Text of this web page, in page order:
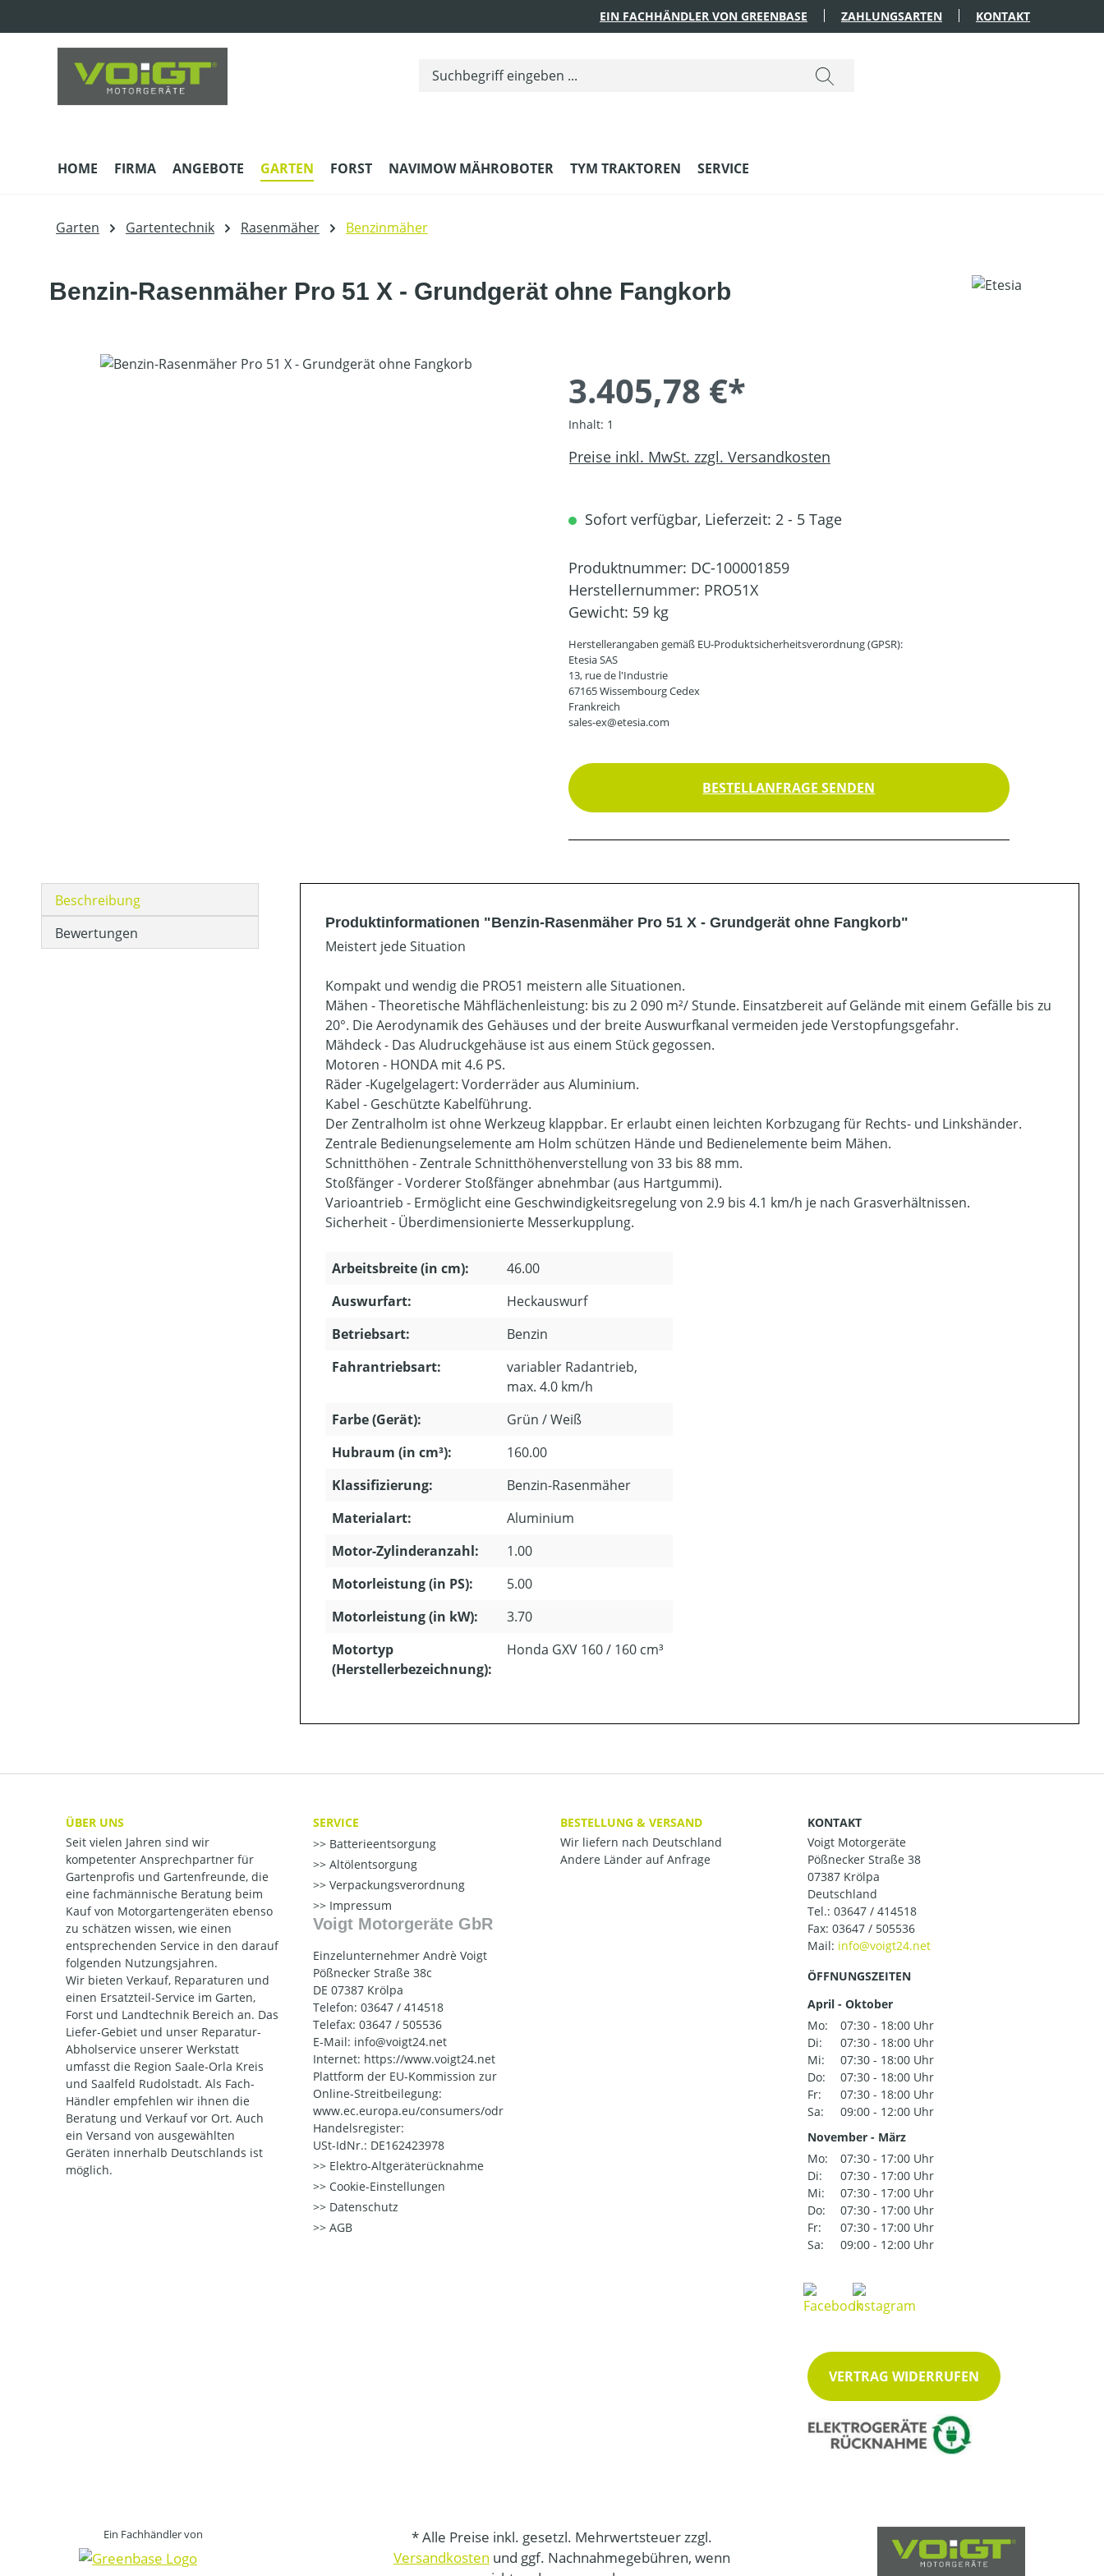
EIN FACHHÄNDLER VON GREENBASE ZAHLUNGSARTEN KONTAKT
HOME FIRMA ANGEBOTE GARTEN FORST NAVIMOW MÄHROBOTER TYM TRAKTOREN SERVICE
Garten Gartentechnik Rasenmäher Benzinmäher
Benzin-Rasenmäher Pro 51 X - Grundgerät ohne Fangkorb
Bildergalerie überspringen
3.405,78 €*
Inhalt: 1
Preise inkl. MwSt. zzgl. Versandkosten
Sofort verfügbar, Lieferzeit: 2 - 5 Tage
Produktnummer: DC-100001859
Herstellernummer: PRO51X
Gewicht: 59 kg
Herstellerangaben gemäß EU-Produktsicherheitsverordnung (GPSR):
Etesia SAS
13, rue de l'Industrie
67165 Wissembourg Cedex
Frankreich
sales-ex@etesia.com
BESTELLANFRAGE SENDEN
Beschreibung
Bewertungen
Produktinformationen "Benzin-Rasenmäher Pro 51 X - Grundgerät ohne Fangkorb"
Meistert jede Situation
Kompakt und wendig die PRO51 meistern alle Situationen.
Mähen - Theoretische Mähflächenleistung: bis zu 2 090 m²/ Stunde. Einsatzbereit auf Gelände mit einem Gefälle bis zu
20°. Die Aerodynamik des Gehäuses und der breite Auswurfkanal vermeiden jede Verstopfungsgefahr.
Mähdeck - Das Aludruckgehäuse ist aus einem Stück gegossen.
Motoren - HONDA mit 4.6 PS.
Räder -Kugelgelagert: Vorderräder aus Aluminium.
Kabel - Geschützte Kabelführung.
Der Zentralholm ist ohne Werkzeug klappbar. Er erlaubt einen leichten Korbzugang für Rechts- und Linkshänder.
Zentrale Bedienungselemente am Holm schützen Hände und Bedienelemente beim Mähen.
Schnitthöhen - Zentrale Schnitthöhenverstellung von 33 bis 88 mm.
Stoßfänger - Vorderer Stoßfänger abnehmbar (aus Hartgummi).
Varioantrieb - Ermöglicht eine Geschwindigkeitsregelung von 2.9 bis 4.1 km/h je nach Grasverhältnissen.
Sicherheit - Überdimensionierte Messerkupplung.
Arbeitsbreite (in cm):
46.00
Auswurfart:
Heckauswurf
Betriebsart:
Benzin
Fahrantriebsart:
variabler Radantrieb,
max. 4.0 km/h
Farbe (Gerät):
Grün / Weiß
Hubraum (in cm³):
160.00
Klassifizierung:
Benzin-Rasenmäher
Materialart:
Aluminium
Motor-Zylinderanzahl:
1.00
Motorleistung (in PS):
5.00
Motorleistung (in kW):
3.70
Motortyp
(Herstellerbezeichnung):
Honda GXV 160 / 160 cm³
ÜBER UNS
Seit vielen Jahren sind wir
kompetenter Ansprechpartner für
Gartenprofis und Gartenfreunde, die
eine fachmännische Beratung beim
Kauf von Motorgartengeräten ebenso
zu schätzen wissen, wie einen
entsprechenden Service in den darauf
folgenden Nutzungsjahren.
Wir bieten Verkauf, Reparaturen und
einen Ersatzteil-Service im Garten,
Forst und Landtechnik Bereich an. Das
Liefer-Gebiet und unser Reparatur-
Abholservice unserer Werkstatt
umfasst die Region Saale-Orla Kreis
und Saalfeld Rudolstadt. Als Fach-
Händler empfehlen wir ihnen die
Beratung und Verkauf vor Ort. Auch
ein Versand von ausgewählten
Geräten innerhalb Deutschlands ist
möglich.
SERVICE
Batterieentsorgung
Altölentsorgung
Verpackungsverordnung
Impressum
Voigt Motorgeräte GbR
Einzelunternehmer Andrè Voigt
Pößnecker Straße 38c
DE 07387 Krölpa
Telefon: 03647 / 414518
Telefax: 03647 / 505536
E-Mail: info@voigt24.net
Internet: https://www.voigt24.net
Plattform der EU-Kommission zur
Online-Streitbeilegung:
www.ec.europa.eu/consumers/odr
Handelsregister:
USt-IdNr.: DE162423978
Elektro-Altgeräterücknahme
Cookie-Einstellungen
Datenschutz
AGB
BESTELLUNG & VERSAND
Wir liefern nach Deutschland
Andere Länder auf Anfrage
KONTAKT
Voigt Motorgeräte
Pößnecker Straße 38
07387 Krölpa
Deutschland
Tel.: 03647 / 414518
Fax: 03647 / 505536
Mail:
ÖFFNUNGSZEITEN
April - Oktober
Mo:
07:30 - 18:00 Uhr
Di:
07:30 - 18:00 Uhr
Mi:
07:30 - 18:00 Uhr
Do:
07:30 - 18:00 Uhr
Fr:
07:30 - 18:00 Uhr
Sa:
09:00 - 12:00 Uhr
November - März
Mo:
07:30 - 17:00 Uhr
Di:
07:30 - 17:00 Uhr
Mi:
07:30 - 17:00 Uhr
Do:
07:30 - 17:00 Uhr
Fr:
07:30 - 17:00 Uhr
Sa:
09:00 - 12:00 Uhr
VERTRAG WIDERRUFEN
Ein Fachhändler von
* Alle Preise inkl. gesetzl. Mehrwertsteuer zzgl.
Versandkosten und ggf. Nachnahmegebühren, wenn